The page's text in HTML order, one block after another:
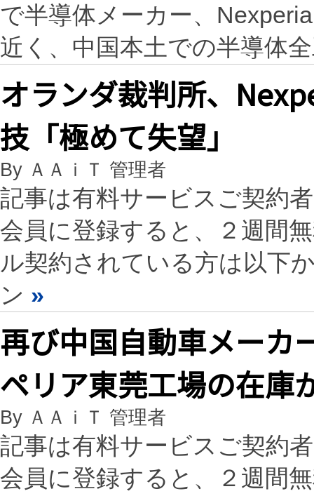
で半導体メーカー、
近く、中国本土での半導体
オランダ裁判所、
技「極めて失望」
By ＡＡｉＴ 管理者
記事は有料サービスご契約
会員に登録すると、２週間
ル契約されている方は以下
ン »
再び中国自動車メーカ
ペリア東莞工場の在庫
By ＡＡｉＴ 管理者
記事は有料サービスご契約
会員に登録すると、２週間